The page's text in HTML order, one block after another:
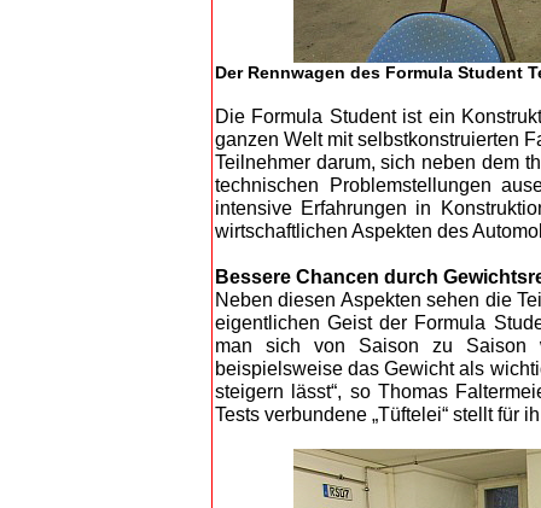
Der Rennwagen des Formula Student
Die Formula Student ist ein
ganzen Welt mit selbstkonstruierten
Teilnehmer darum, sich neben dem
technischen Problemstellungen
intensive Erfahrungen in
wirtschaftlichen Aspekten des
Bessere Chancen durch
Neben diesen Aspekten sehen die
eigentlichen Geist der Formula
man sich von Saison zu Saison
beispielsweise das Gewicht als
steigern lässt“, so Thomas
Tests verbundene „Tüftelei“ stellt für